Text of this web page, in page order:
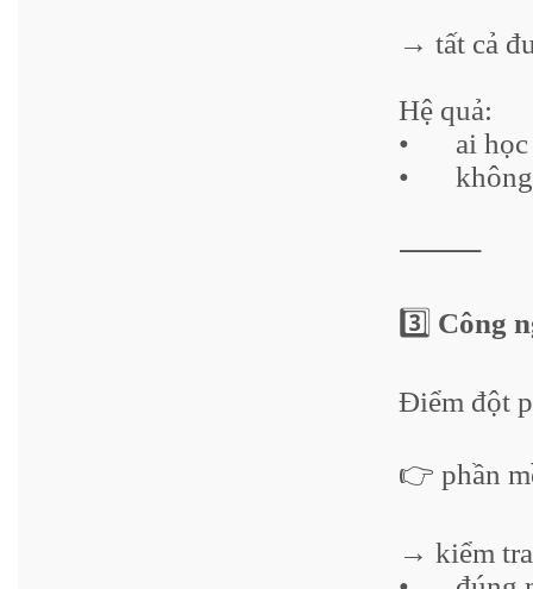
→ tất cả
Hệ quả:
•
ai
•
⸻
3️⃣ Công
Điểm đột
👉 phần
→ kiểm